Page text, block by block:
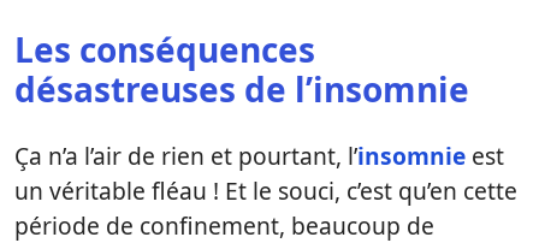
Les conséquences
désastreuses de l’insomnie
Ça n’a l’air de rien et pourtant, l’insomnie est
un véritable fléau ! Et le souci, c’est qu’en cette
période de confinement, beaucoup de